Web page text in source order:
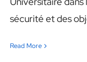
sécurité et des
Read More